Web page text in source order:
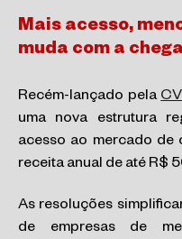
Mais acesso,
muda com a
Recém-lançado pela
uma nova estrutura
acesso ao mercado de
receita anual de até R$
As resoluções
de empresas de